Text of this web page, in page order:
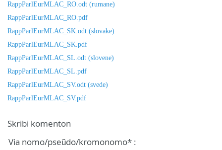
RappParlEurMLAC_RO.odt (rumane)
RappParlEurMLAC_RO.pdf
RappParlEurMLAC_SK.odt (slovake)
RappParlEurMLAC_SK.pdf
RappParlEurMLAC_SL.odt (slovene)
RappParlEurMLAC_SL.pdf
RappParlEurMLAC_SV.odt (svede)
RappParlEurMLAC_SV.pdf
Skribi komenton
Via nomo/pseŭdo/kromonomo* :